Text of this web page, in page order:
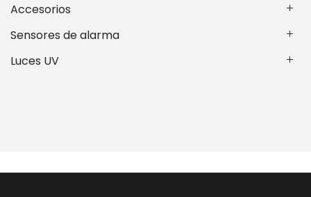
Accesorios
Sensores de alarma
Luces UV